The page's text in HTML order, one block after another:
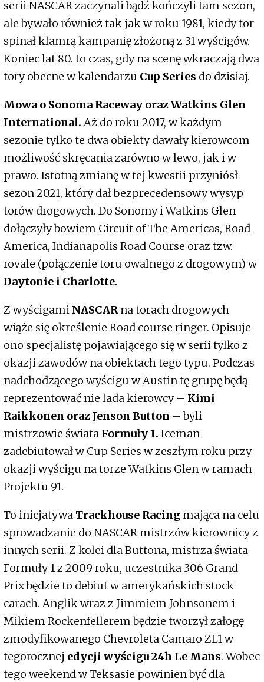
serii NASCAR zaczynali bądź kończyli tam sezon,
ale bywało również tak jak w roku 1981, kiedy tor
spinał klamrą kampanię złożoną z 31 wyścigów.
Koniec lat 80. to czas, gdy na scenę wkraczają dwa
tory obecne w kalendarzu Cup Series do dzisiaj.
Mowa o Sonoma Raceway oraz Watkins Glen
International. Aż do roku 2017, w każdym
sezonie tylko te dwa obiekty dawały kierowcom
możliwość skręcania zarówno w lewo, jak i w
prawo. Istotną zmianę w tej kwestii przyniósł
sezon 2021, który dał bezprecedensowy wysyp
torów drogowych. Do Sonomy i Watkins Glen
dołączyły bowiem Circuit of The Americas, Road
America, Indianapolis Road Course oraz tzw.
rovale (połączenie toru owalnego z drogowym) w
Daytonie i Charlotte.
Z wyścigami NASCARna torach drogowych
wiąże się określenie Road course ringer. Opisuje
ono specjalistę pojawiającego się w serii tylko z
okazji zawodów na obiektach tego typu. Podczas
nadchodzącego wyścigu w Austin tę grupę będą
reprezentować nie lada kierowcy – Kimi
Raikkonen oraz Jenson Button – byli
mistrzowie świata Formuły 1. Iceman
zadebiutował w Cup Series w zeszłym roku przy
okazji wyścigu na torze Watkins Glen w ramach
Projektu 91.
To inicjatywa Trackhouse Racing mająca na celu
sprowadzanie do NASCAR mistrzów kierownicy z
innych serii. Z kolei dla Buttona, mistrza świata
Formuły 1 z 2009 roku, uczestnika 306 Grand
Prix będzie to debiut w amerykańskich stock
carach. Anglik wraz z Jimmiem Johnsonem i
Mikiem Rockenfellerem będzie tworzył załogę
zmodyfikowanego Chevroleta Camaro ZL1 w
tegorocznej edycji wyścigu 24h Le Mans. Wobec
tego weekend w Teksasie powinien być dla